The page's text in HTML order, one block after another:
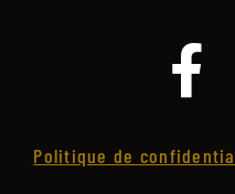
Politique de